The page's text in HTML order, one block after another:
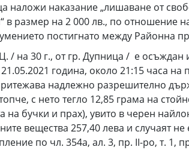
наложи наказание „лишаване от
в размер на 2 000 лв., по
постигнато между Районна
/ на 30 г., от гр. Дупница / е осъждан
година, около 21:15 часа
надлежно разрешително
с нето тегло 12,85 грама на
бучки и прах), увито в черен
вещества 257,40 лева и случаят
по чл. 354а, ал. 3, пр. ІІ-ро, т. 1,